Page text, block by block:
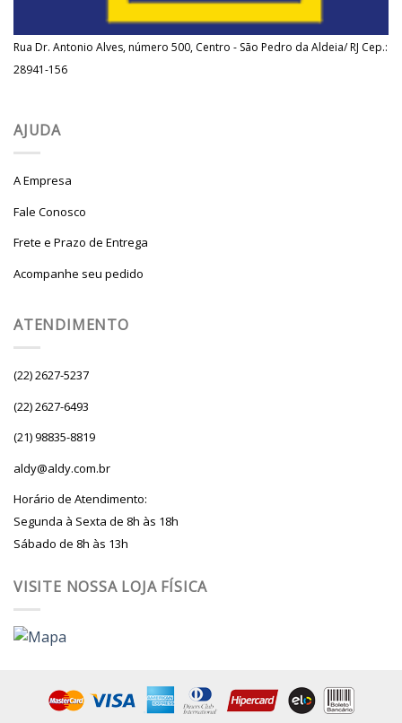
Rua Dr. Antonio Alves, número 500, Centro - São Pedro da Aldeia/ RJ Cep.:
28941-156
AJUDA
A Empresa
Fale Conosco
Frete e Prazo de Entrega
Acompanhe seu pedido
ATENDIMENTO
(22) 2627-5237
(22) 2627-6493
(21) 98835-8819
aldy@aldy.com.br
Horário de Atendimento:
Segunda à Sexta de 8h às 18h
Sábado de 8h às 13h
VISITE NOSSA LOJA FÍSICA